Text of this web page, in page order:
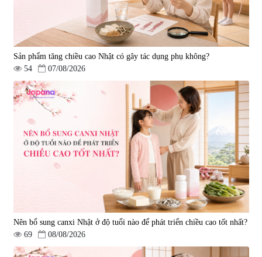
Sản phẩm tăng chiều cao Nhật có gây tác dụng phụ không?
54
07/08/2026
Nên bổ sung canxi Nhật ở độ tuổi nào để phát triển chiều cao tốt nhất?
69
08/08/2026